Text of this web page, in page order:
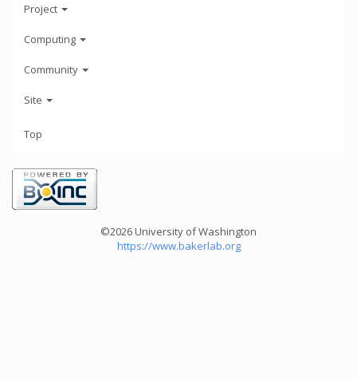
Project
Computing
Community
Site
Top
©2026 University of Washington
https://www.bakerlab.org